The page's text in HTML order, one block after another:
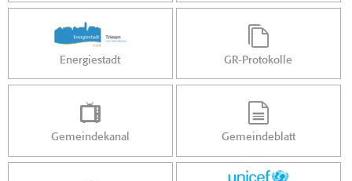
Energiestadt GR-Protokolle
Gemeindekanal Gemeindeblatt